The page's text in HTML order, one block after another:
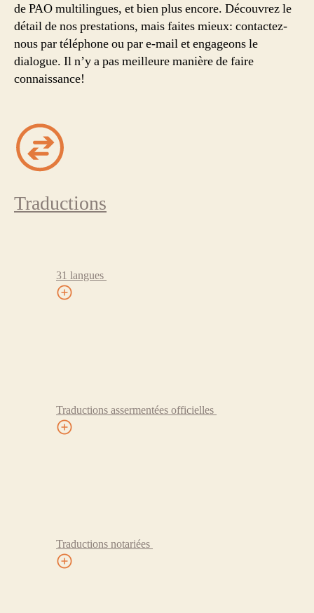
de PAO multilingues, et bien plus encore. Découvrez le
détail de nos prestations, mais faites mieux: contactez-
nous par téléphone ou par e-mail et engageons le
dialogue. Il n’y a pas meilleure manière de faire
connaissance!
Traductions
31 langues
Traductions assermentées officielles
Traductions notariées